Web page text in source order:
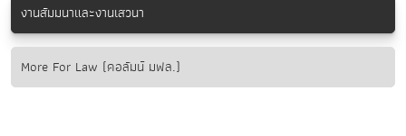
งานสัมมนาและงานเสวนา
More For Law (คอลัมน์ มฟล.)